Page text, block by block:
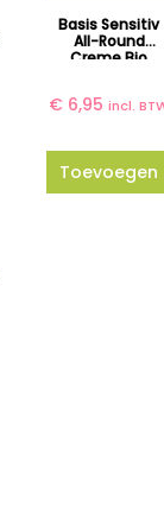
Basis Sensitiv
All-Round
Creme Bio
€ 6,95 incl.
Toevoegen